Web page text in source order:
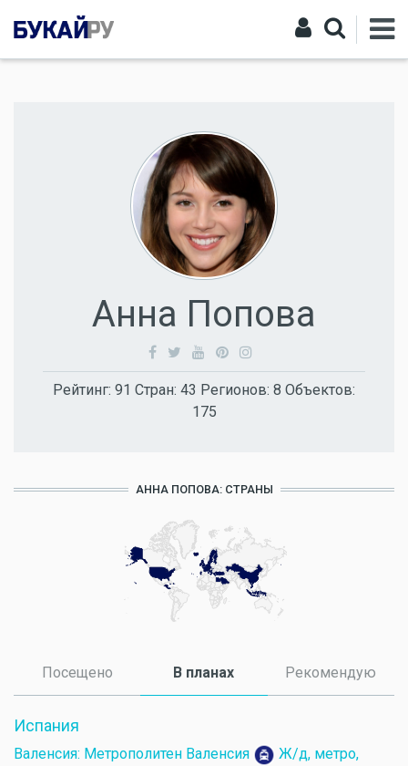
Анна Попова
Рейтинг: 91 Стран: 43 Регионов: 8 Объектов:
175
АННА ПОПОВА: СТРАНЫ
Посещено В планах (активная вкладка)
Рекомендую
Испания
Валенсия: Метрополитен Валенсия
Ж/д, метро,